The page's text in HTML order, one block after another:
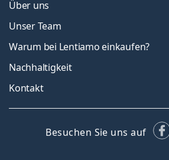
Über uns
Unser Team
Warum bei Lentiamo einkaufen?
Nachhaltigkeit
Kontakt
Besuchen Sie uns auf